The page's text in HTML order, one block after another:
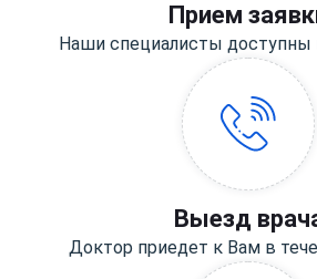
Прием
Наши специалисты доступны
Выезд
Доктор приедет к Вам в